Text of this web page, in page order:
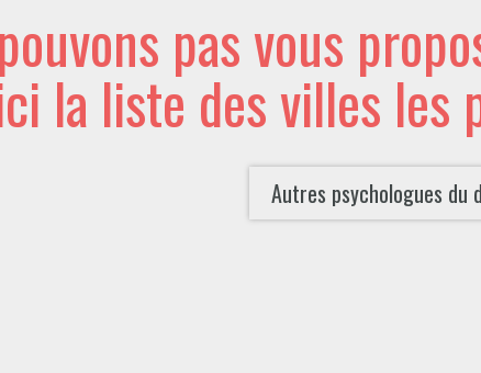
pas vous
la liste des villes les
Autres psychologues du